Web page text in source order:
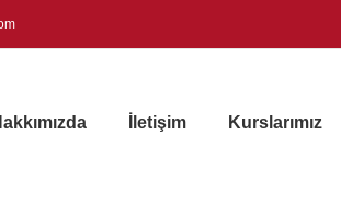
İletişim Kurslarımız